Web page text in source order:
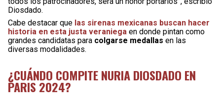
Diosdado.
Cabe destacar que las sirenas mexicanas buscan hacer
historia en esta justa veraniega en donde pintan como
grandes candidatas para colgarse medallas en las
diversas modalidades.
¿CUÁNDO COMPITE NURIA DIOSDADO EN
PARIS 2024?